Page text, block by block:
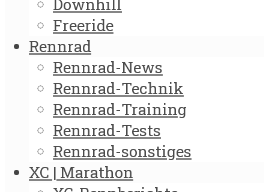
Freeride
Rennrad
Rennrad-News
Rennrad-Technik
Rennrad-Training
Rennrad-Tests
Rennrad-sonstiges
XC | Marathon